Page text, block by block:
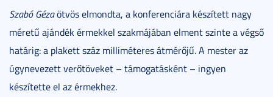
Szabó Gézaötvös elmondta, a konferenciára készített nagy
méretű ajándék érmekkel szakmájában elment szinte a végső
határig: a plakett száz milliméteres átmérőjű. A mester az
úgynevezett verőtöveket – támogatásként – ingyen
készítette el az érmekhez.